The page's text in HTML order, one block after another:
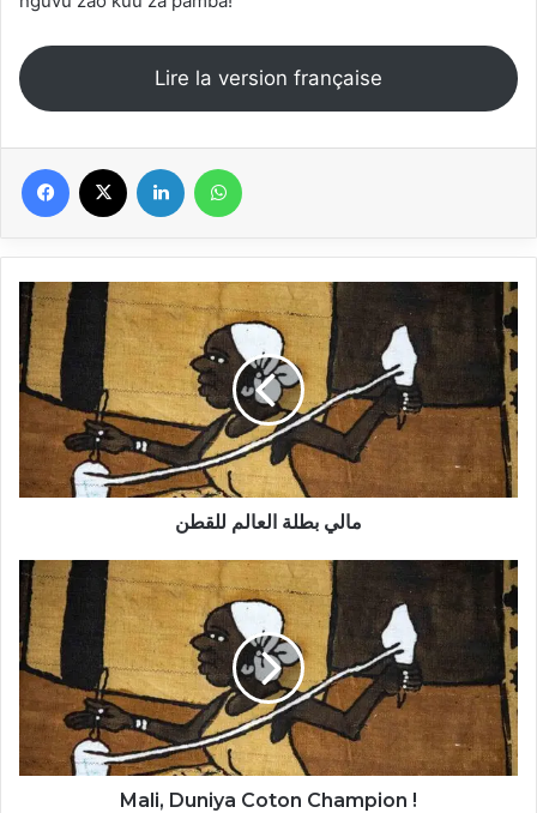
Lire la version française
Facebook Linkedin
مالي
بطلة
العالم
للقطن
مالي بطلة العالم للقطن
Mali,
Duniya
Coton
Champion
!
Mali, Duniya Coton Champion !